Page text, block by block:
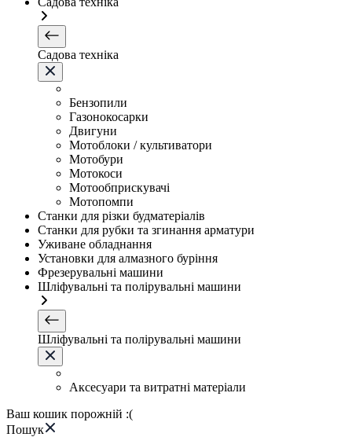
Садова техніка
Бензопили
Газонокосарки
Двигуни
Мотоблоки / культиватори
Мотобури
Мотокоси
Мотообприскувачі
Мотопомпи
Станки для різки будматеріалів
Станки для рубки та згинання арматури
Уживане обладнання
Установки для алмазного буріння
Фрезерувальні машини
Шліфувальні та полірувальні машини
Шліфувальні та полірувальні машини
Аксесуари та витратні матеріали
Ваш кошик порожній :(
Пошук